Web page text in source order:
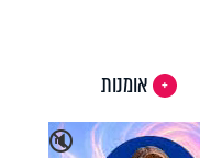
אומנות
🔇